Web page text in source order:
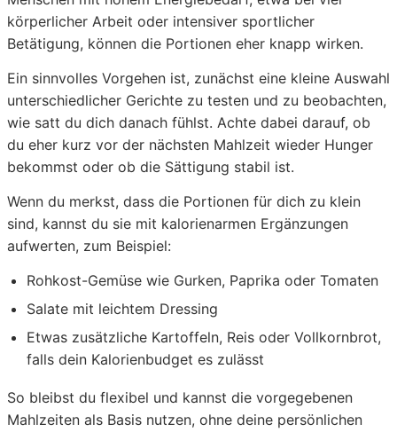
körperlicher Arbeit oder intensiver sportlicher
Betätigung, können die Portionen eher knapp wirken.
Ein sinnvolles Vorgehen ist, zunächst eine kleine Auswahl
unterschiedlicher Gerichte zu testen und zu beobachten,
wie satt du dich danach fühlst. Achte dabei darauf, ob
du eher kurz vor der nächsten Mahlzeit wieder Hunger
bekommst oder ob die Sättigung stabil ist.
Wenn du merkst, dass die Portionen für dich zu klein
sind, kannst du sie mit kalorienarmen Ergänzungen
aufwerten, zum Beispiel:
Rohkost-Gemüse wie Gurken, Paprika oder Tomaten
Salate mit leichtem Dressing
Etwas zusätzliche Kartoffeln, Reis oder Vollkornbrot,
falls dein Kalorienbudget es zulässt
So bleibst du flexibel und kannst die vorgegebenen
Mahlzeiten als Basis nutzen, ohne deine persönlichen